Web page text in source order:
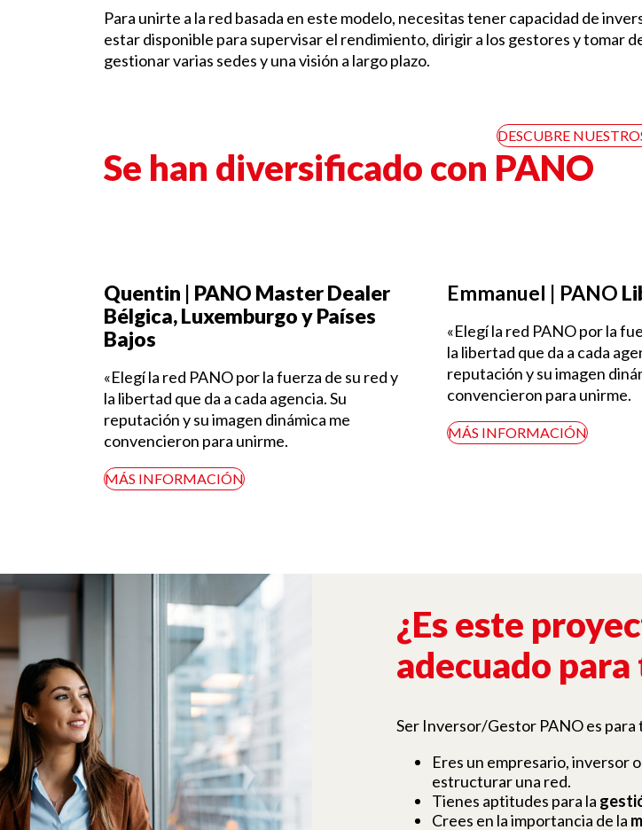
Para unirte a la red basada en este modelo, necesitas tener capacidad de
estar disponible para supervisar el rendimiento, dirigir a los gestores y tomar
gestionar varias sedes y una visión a largo plazo.
DESCUBRE
Se han diversificado con PANO
Quentin | PANO Master Dealer
Bélgica, Luxemburgo y Países
Bajos
«Elegí la red PANO por la fuerza de su red y
la libertad que da a cada agencia. Su
reputación y su imagen dinámica me
convencieron para unirme.
MÁS INFORMACIÓN
Emmanuel | PANO
«Elegí la red PANO por la
la libertad que da a cada
reputación y su imagen
convencieron para unirme.
MÁS INFORMACIÓN
¿Es este
adecuado para
Ser Inversor/Gestor PANO es para
Eres un empresario, inversor
estructurar una red.
Tienes aptitudes para la
Crees en la importancia de la